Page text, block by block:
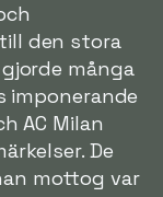
den stora
många
imponerande
AC Milan
De
mottog var